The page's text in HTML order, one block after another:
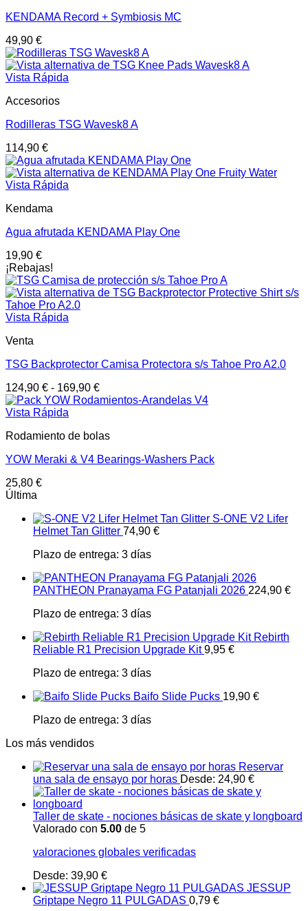
KENDAMA Record + Symbiosis MC
49,90 €
Vista Rápida
Accesorios
Rodilleras TSG Wavesk8 A
114,90 €
Vista Rápida
Kendama
Agua afrutada KENDAMA Play One
19,90 €
¡Rebajas!
Vista Rápida
Venta
TSG Backprotector Camisa Protectora s/s Tahoe Pro A2.0
124,90 € - 169,90 €
Vista Rápida
Rodamiento de bolas
YOW Meraki & V4 Bearings-Washers Pack
25,80 €
Última
S-ONE V2 Lifer
Helmet Tan Glitter 74,90 €
Plazo de entrega: 3 días
PANTHEON Pranayama FG Patanjali 2026 224,90 €
Plazo de entrega: 3 días
Rebirth
Reliable R1 Precision Upgrade Kit 9,95 €
Plazo de entrega: 3 días
Baifo Slide Pucks 19,90 €
Plazo de entrega: 3 días
Los más vendidos
Reservar
una sala de ensayo por horas Desde: 24,90 €
Taller de skate - nociones básicas de skate y longboard
Valorado con 5.00 de 5
valoraciones globales verificadas
Desde: 39,90 €
JESSUP
Griptape Negro 11 PULGADAS 0,79 €